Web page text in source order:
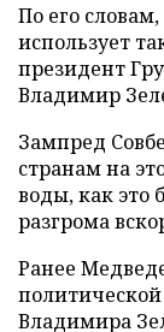
По его
использует
президент
Владимир
Зампред
странам на
воды, как это
разгрома
Ранее
Владимира